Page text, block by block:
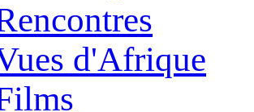
d'Afrique